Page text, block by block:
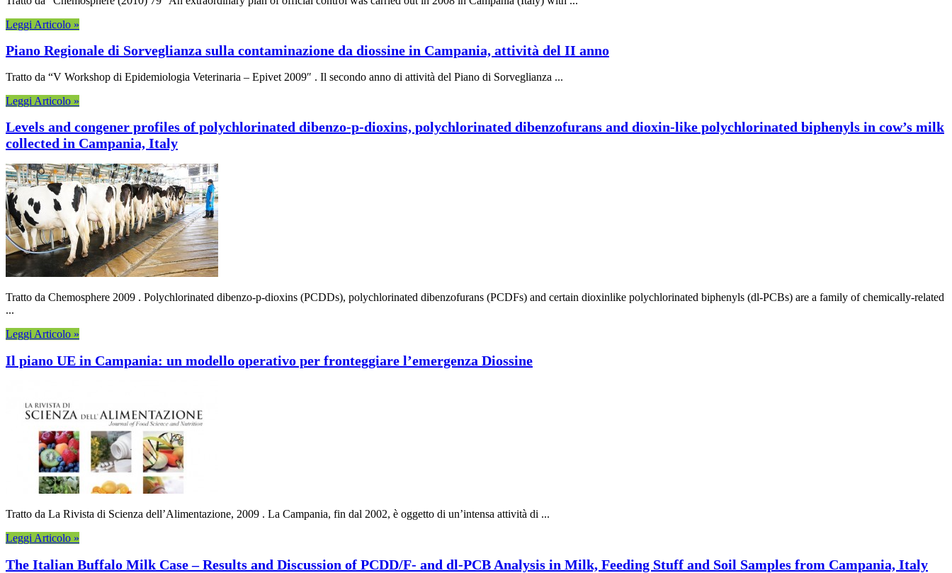
Leggi Articolo »
Piano Regionale di Sorveglianza sulla contaminazione da diossine in Campania, attività del II anno
Tratto da “V Workshop di Epidemiologia Veterinaria – Epivet 2009″ . Il secondo anno di attività del Piano di Sorveglianza ...
Leggi Articolo »
Levels and congener profiles of polychlorinated dibenzo-p-dioxins, polychlorinated dibenzofurans and dioxin-like polychlorinated biphenyls in cow’s milk
collected in Campania, Italy
Tratto da Chemosphere 2009 . Polychlorinated dibenzo-p-dioxins (PCDDs), polychlorinated dibenzofurans (PCDFs) and certain dioxinlike polychlorinated biphenyls (dl-PCBs) are a family of chemically-related
...
Leggi Articolo »
Il piano UE in Campania: un modello operativo per fronteggiare l’emergenza Diossine
Tratto da La Rivista di Scienza dell’Alimentazione, 2009 . La Campania, fin dal 2002, è oggetto di un’intensa attività di ...
Leggi Articolo »
The Italian Buffalo Milk Case – Results and Discussion of PCDD/F- and dl-PCB Analysis in Milk, Feeding Stuff and Soil Samples from Campania, Italy